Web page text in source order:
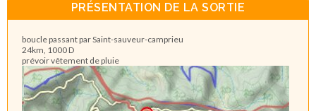
PRÉSENTATION DE LA SORTIE
boucle passant par Saint-sauveur-camprieu
24km, 1000 D
prévoir vêtement de pluie